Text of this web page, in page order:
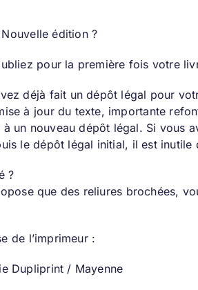
édition ?
pour la première fois votre
déjà fait un dépôt légal pour
à jour du texte, importante
à un nouveau dépôt légal. Si vous
le dépôt légal initial, il est inutile
?
que des reliures brochées,
de l’imprimeur :
Dupliprint / Mayenne